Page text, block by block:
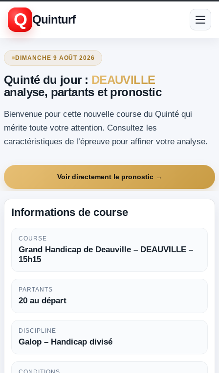
Q Quinturf
DIMANCHE 9 AOÛT 2026
Quinté du jour : DEAUVILLE
analyse, partants et pronostic
Bienvenue pour cette nouvelle course du Quinté qui
mérite toute votre attention. Consultez les
caractéristiques de l’épreuve pour affiner votre analyse.
Voir directement le pronostic →
Informations de course
COURSE
Grand Handicap de Deauville – DEAUVILLE –
15h15
PARTANTS
20 au départ
DISCIPLINE
Galop – Handicap divisé